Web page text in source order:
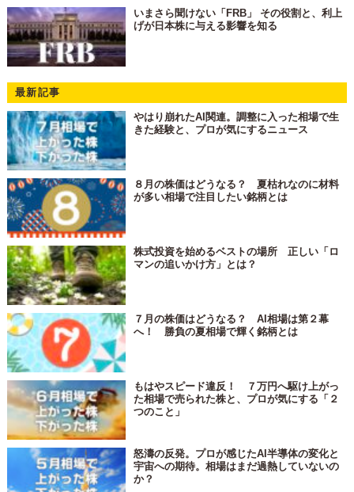
いまさら聞けない「FRB」 その役割と、利上
げが日本株に与える影響を知る
最新記事
やはり崩れたAI関連。調整に入った相場で生
きた経験と、プロが気にするニュース
８月の株価はどうなる？ 夏枯れなのに材料
が多い相場で注目したい銘柄とは
株式投資を始めるベストの場所 正しい「ロ
マンの追いかけ方」とは？
７月の株価はどうなる？ AI相場は第２幕
へ！ 勝負の夏相場で輝く銘柄とは
もはやスピード違反！ ７万円へ駆け上がっ
た相場で売られた株と、プロが気にする「２
つのこと」
怒濤の反発。プロが感じたAI半導体の変化と
宇宙への期待。相場はまだ過熱していないの
か？